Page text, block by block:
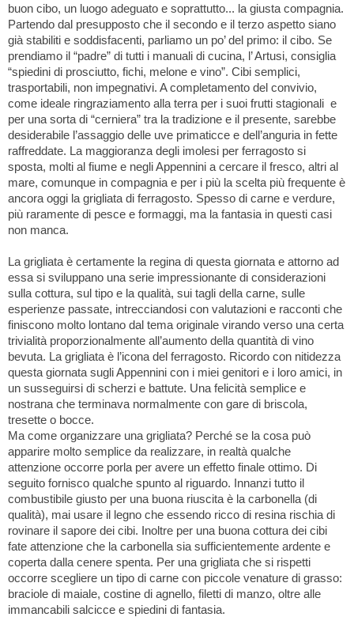
buon cibo, un luogo adeguato e soprattutto... la giusta compagnia.
Partendo dal presupposto che il secondo e il terzo aspetto siano
già stabiliti e soddisfacenti, parliamo un po’ del primo: il cibo. Se
prendiamo il “padre” di tutti i manuali di cucina, l’ Artusi, consiglia
“spiedini di prosciutto, fichi, melone e vino”. Cibi semplici,
trasportabili, non impegnativi. A completamento del convivio,
come ideale ringraziamento alla terra per i suoi frutti stagionali e
per una sorta di “cerniera” tra la tradizione e il presente, sarebbe
desiderabile l’assaggio delle uve primaticce e dell’anguria in fette
raffreddate. La maggioranza degli imolesi per ferragosto si
sposta, molti al fiume e negli Appennini a cercare il fresco, altri al
mare, comunque in compagnia e per i più la scelta più frequente è
ancora oggi la grigliata di ferragosto. Spesso di carne e verdure,
più raramente di pesce e formaggi, ma la fantasia in questi casi
non manca.
La grigliata è certamente la regina di questa giornata e attorno ad
essa si sviluppano una serie impressionante di considerazioni
sulla cottura, sul tipo e la qualità, sui tagli della carne, sulle
esperienze passate, intrecciandosi con valutazioni e racconti che
finiscono molto lontano dal tema originale virando verso una certa
trivialità proporzionalmente all’aumento della quantità di vino
bevuta. La grigliata è l’icona del ferragosto. Ricordo con nitidezza
questa giornata sugli Appennini con i miei genitori e i loro amici, in
un susseguirsi di scherzi e battute. Una felicità semplice e
nostrana che terminava normalmente con gare di briscola,
tresette o bocce.
Ma come organizzare una grigliata? Perché se la cosa può
apparire molto semplice da realizzare, in realtà qualche
attenzione occorre porla per avere un effetto finale ottimo. Di
seguito fornisco qualche spunto al riguardo. Innanzi tutto il
combustibile giusto per una buona riuscita è la carbonella (di
qualità), mai usare il legno che essendo ricco di resina rischia di
rovinare il sapore dei cibi. Inoltre per una buona cottura dei cibi
fate attenzione che la carbonella sia sufficientemente ardente e
coperta dalla cenere spenta. Per una grigliata che si rispetti
occorre scegliere un tipo di carne con piccole venature di grasso:
braciole di maiale, costine di agnello, filetti di manzo, oltre alle
immancabili salcicce e spiedini di fantasia.